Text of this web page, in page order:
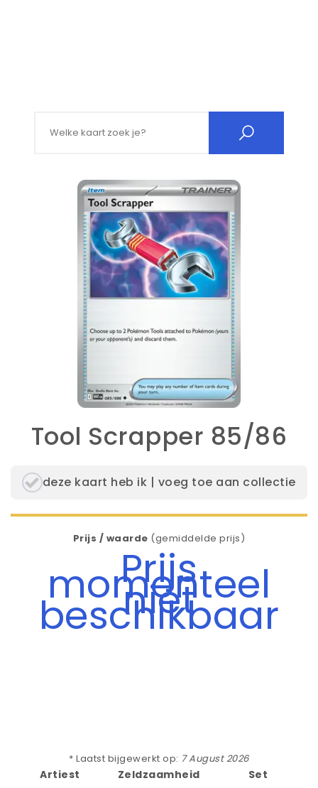
Tool Scrapper 85/86
deze kaart heb ik | voeg toe aan collectie
Prijs / waarde (gemiddelde prijs)
Prijs
momenteel
niet
beschikbaar
* Laatst bijgewerkt op: 7 August 2026
Artiest Zeldzaamheid Set